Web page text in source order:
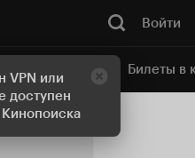
VPN или
доступен
Кинопоиска
Войти
кинотеатр Билеты в